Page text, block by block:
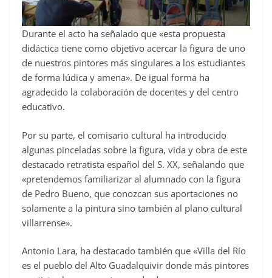
Durante el acto ha señalado que «esta propuesta
didáctica tiene como objetivo acercar la figura de uno
de nuestros pintores más singulares a los estudiantes
de forma lúdica y amena». De igual forma ha
agradecido la colaboración de docentes y del centro
educativo.
Por su parte, el comisario cultural ha introducido
algunas pinceladas sobre la figura, vida y obra de este
destacado retratista español del S. XX, señalando que
«pretendemos familiarizar al alumnado con la figura
de Pedro Bueno, que conozcan sus aportaciones no
solamente a la pintura sino también al plano cultural
villarrense».
Antonio Lara, ha destacado también que «Villa del Río
es el pueblo del Alto Guadalquivir donde más pintores